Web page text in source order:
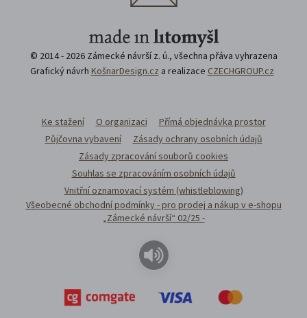
© 2014 - 2026 Zámecké návrší z. ú., všechna přáva vyhrazena
Grafický návrh KošnarDesign.cz a realizace CZECHGROUP.cz
Ke stažení O organizaci
Přímá objednávka prostor
Půjčovna vybavení
Zásady ochrany osobních údajů
Zásady zpracování souborů cookies
Souhlas se zpracováním osobních údajů
Vnitřní oznamovací systém (whistleblowing)
Všeobecné obchodní podmínky - pro prodej a nákup v e-shopu
„Zámecké návrší“ 02/25 -